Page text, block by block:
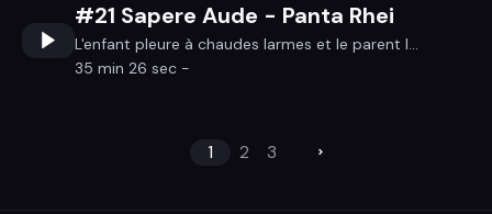
#21 Sapere Aude - Panta Rhei
L'enfant pleure à chaudes larmes et le parent l...
35 min 26 sec -
1 2 3